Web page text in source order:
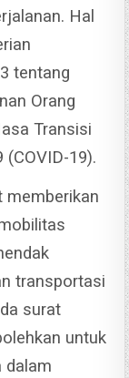
Hal
tentang
Orang
Transisi
19).
memberikan
transportasi
surat
untuk
dalam